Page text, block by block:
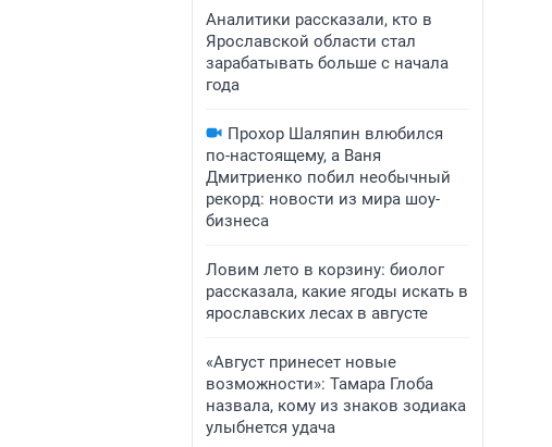
Аналитики рассказали, кто в
Ярославской области стал
зарабатывать больше с начала
года
Прохор Шаляпин влюбился
по-настоящему, а Ваня
Дмитриенко побил необычный
рекорд: новости из мира шоу-
бизнеса
Ловим лето в корзину: биолог
рассказала, какие ягоды искать в
ярославских лесах в августе
«Август принесет новые
возможности»: Тамара Глоба
назвала, кому из знаков зодиака
улыбнется удача